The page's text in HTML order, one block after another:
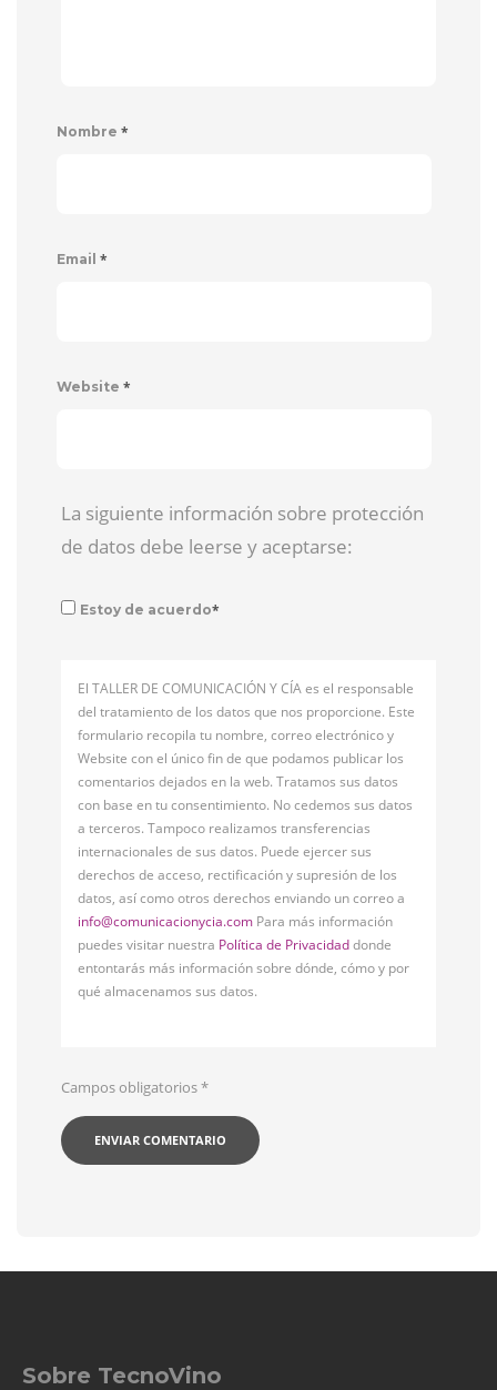
Nombre *
Email *
Website *
La siguiente información sobre protección
de datos debe leerse y aceptarse:
Estoy de acuerdo*
El TALLER DE COMUNICACIÓN Y CÍA es el responsable
del tratamiento de los datos que nos proporcione. Este
formulario recopila tu nombre, correo electrónico y
Website con el único fin de que podamos publicar los
comentarios dejados en la web. Tratamos sus datos
con base en tu consentimiento. No cedemos sus datos
a terceros. Tampoco realizamos transferencias
internacionales de sus datos. Puede ejercer sus
derechos de acceso, rectificación y supresión de los
datos, así como otros derechos enviando un correo a
info@comunicacionycia.com Para más información
puedes visitar nuestra Política de Privacidaddonde
entontarás más información sobre dónde, cómo y por
qué almacenamos sus datos.
Campos obligatorios*
Sobre TecnoVino